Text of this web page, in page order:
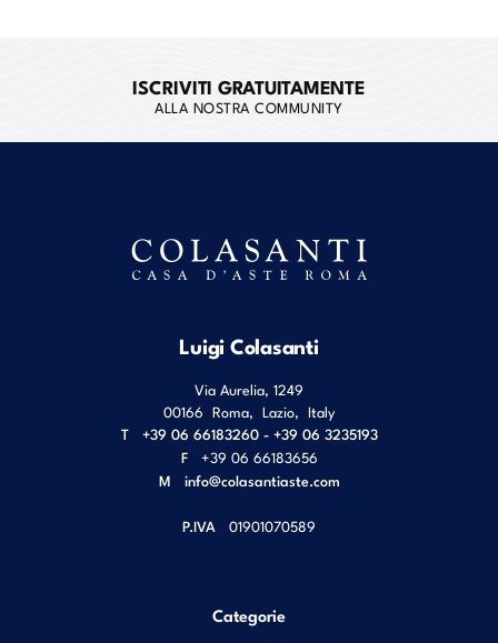
ISCRIVITI GRATUITAMENTE
ALLA NOSTRA COMMUNITY
Luigi Colasanti
Via Aurelia, 1249
00166 Roma, Lazio, Italy
T
+39 06 66183260 - +39 06 3235193
F
+39 06 66183656
M info@colasantiaste.com
P.IVA 01901070589
Categorie